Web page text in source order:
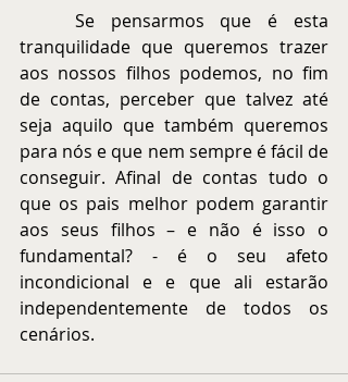
tranquilidade que queremos trazer
aos nossos filhos podemos, no fim
de contas, perceber que talvez até
seja aquilo que também queremos
para nós e que nem sempre é fácil de
conseguir. Afinal de contas tudo o
que os pais melhor podem garantir
aos seus filhos – e não é isso o
fundamental? - é o seu afeto
incondicional e e que ali estarão
independentemente de todos os
cenários.